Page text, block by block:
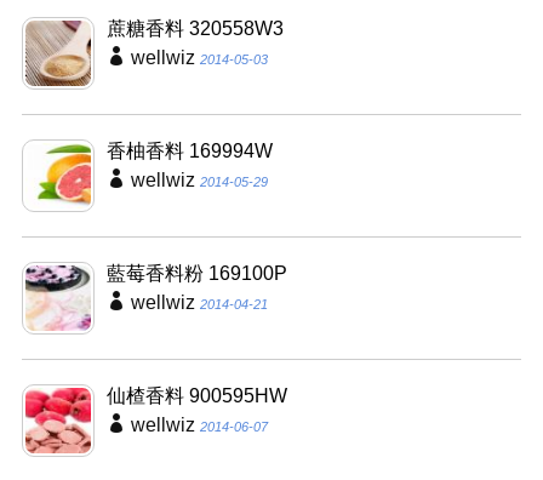
蔗糖香料 320558W3
wellwiz 2014-05-03
香柚香料 169994W
wellwiz 2014-05-29
藍莓香料粉 169100P
wellwiz 2014-04-21
仙楂香料 900595HW
wellwiz 2014-06-07